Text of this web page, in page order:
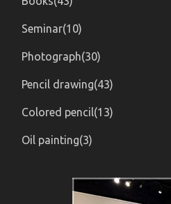
Seminar(10)
Photograph(30)
Pencil drawing(43)
Colored pencil(13)
Oil painting(3)